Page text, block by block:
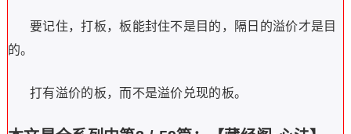
要记住，打板，板能封住不是目的，隔日的溢价才是目
的。
打有溢价的板，而不是溢价兑现的板。